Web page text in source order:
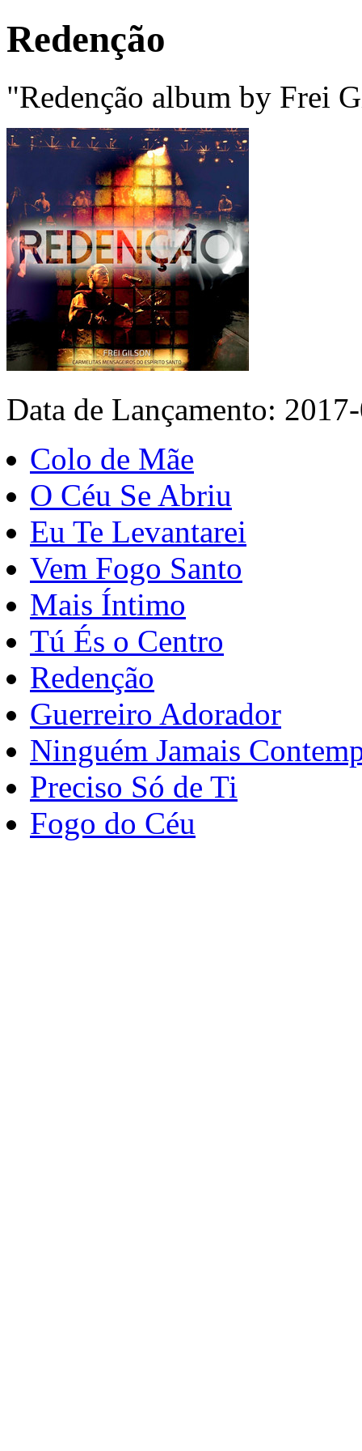
Redenção
"Redenção album by Frei
Data de Lançamento:
Colo de Mãe
O Céu Se Abriu
Eu Te Levantarei
Vem Fogo Santo
Mais Íntimo
Tú És o Centro
Redenção
Guerreiro Adorador
Ninguém Jamais
Preciso Só de Ti
Fogo do Céu